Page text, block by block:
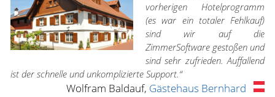
vorherigen Hotelprogramm
(es war ein totaler Fehlkauf)
sind wir auf die
ZimmerSoftware gestoßen und
sind sehr zufrieden. Auffallend
ist der schnelle und unkomplizierte Support.“
Wolfram Baldauf, Gästehaus Bernhard